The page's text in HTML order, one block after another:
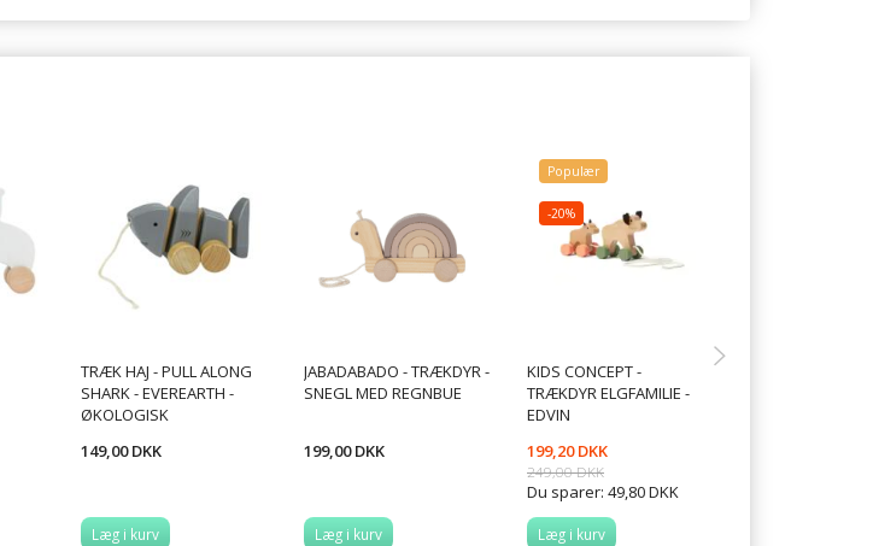
TRÆK HAJ - PULL ALONG
SHARK - EVEREARTH -
ØKOLOGISK
149,00 DKK
Læg i kurv
JABADABADO - TRÆKDYR -
SNEGL MED REGNBUE
199,00 DKK
Læg i kurv
Populær
-20%
KIDS CONCEPT -
TRÆKDYR ELGFAMILIE -
EDVIN
199,20 DKK
249,00 DKK
Du sparer: 49,80 DKK
Læg i kurv